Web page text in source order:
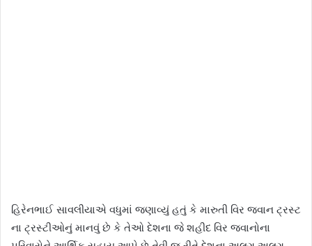
હિરેનભાઈ સાવલીયાએ વધુમાં જણાવ્યું હતું કે મારુતી વિર જવાન ટ્રસ્ટ
ના ટ્રસ્ટીઓનું માનવું છે કે તેઓ દેશના જે શહીદ વિર જવાનોના